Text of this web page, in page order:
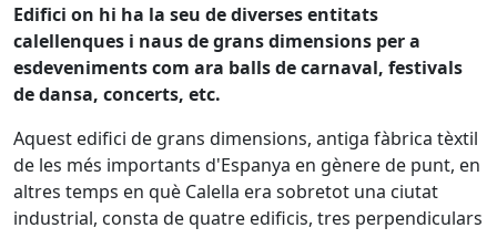
Edifici on hi ha la seu de diverses entitats
calellenques i naus de grans dimensions per a
esdeveniments com ara balls de carnaval, festivals
de dansa, concerts, etc.
Aquest edifici de grans dimensions, antiga fàbrica tèxtil
de les més importants d'Espanya en gènere de punt, en
altres temps en què Calella era sobretot una ciutat
industrial, consta de quatre edificis, tres perpendiculars